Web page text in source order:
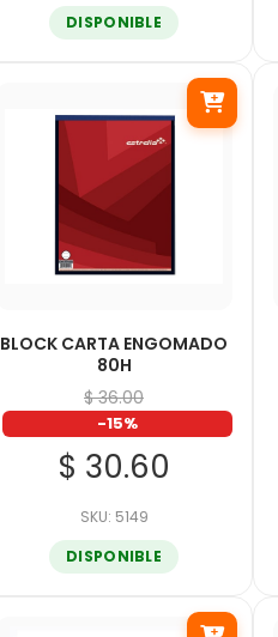
DISPONIBLE
BLOCK CARTA ENGOMADO
80H
$ 36.00
-15%
$ 30.60
SKU: 5149
DISPONIBLE